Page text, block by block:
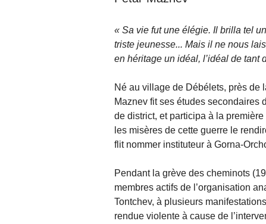
Sa vie fut une élégie. Il brilla tel
triste jeunesse... Mais il ne nous
en héritage un idéal, l’idéal de tant
Né au village de Débélets, près de
Maznev fit ses études secondaires
de district, et participa à la
les misères de cette guerre le
flit nommer instituteur à Gorna-
Pendant la grève des cheminots
membres actifs de l’organisation
Tontchev, à plusieurs
rendue violente à cause de